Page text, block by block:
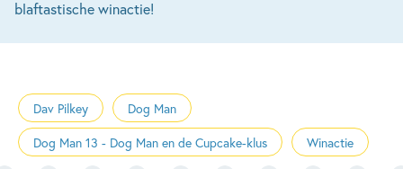
blaftastische winactie!
Dav Pilkey
Dog Man
Dog Man 13 - Dog Man en de Cupcake-klus
Winactie